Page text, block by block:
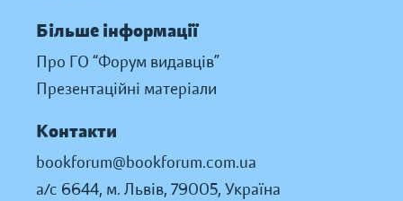
Більше інформації
Про ГО “Форум видавців”
Презентаційні матеріали
Контакти
bookforum@bookforum.com.ua
а/с 6644, м. Львів, 79005, Україна